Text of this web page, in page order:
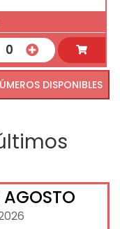
0
TODOS LOS NÚMEROS DISPONIBLES
AGOSTO